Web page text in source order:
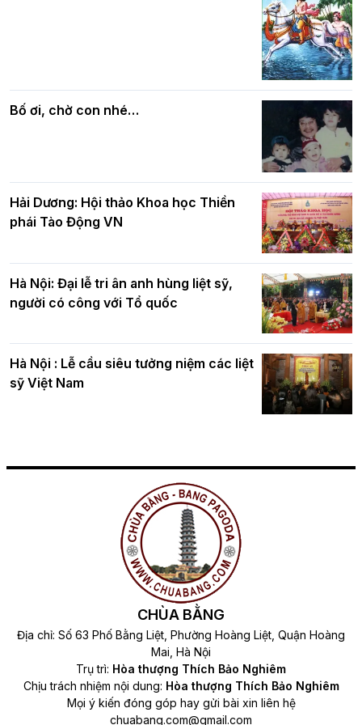
nhân mùa Phật đản PL.2570
Phật giáo chính tín Phần 7: Luật nhân
quả
Bố ơi, chờ con nhé…
Hải Dương: Hội thảo Khoa học Thiền
phái Tào Động VN
Hà Nội: Đại lễ tri ân anh hùng liệt sỹ,
người có công với Tổ quốc
Hà Nội : Lễ cầu siêu tưởng niệm các liệt
sỹ Việt Nam
CHÙA BẰNG
Địa chỉ: Số 63 Phố Bằng Liệt, Phường Hoàng Liệt, Quận Hoàng
Mai, Hà Nội
Trụ trì: Hòa thượng Thích Bảo Nghiêm
Chịu trách nhiệm nội dung: Hòa thượng Thích Bảo Nghiêm
Mọi ý kiến đóng góp hay gửi bài xin liên hệ
chuabang.com@gmail.com